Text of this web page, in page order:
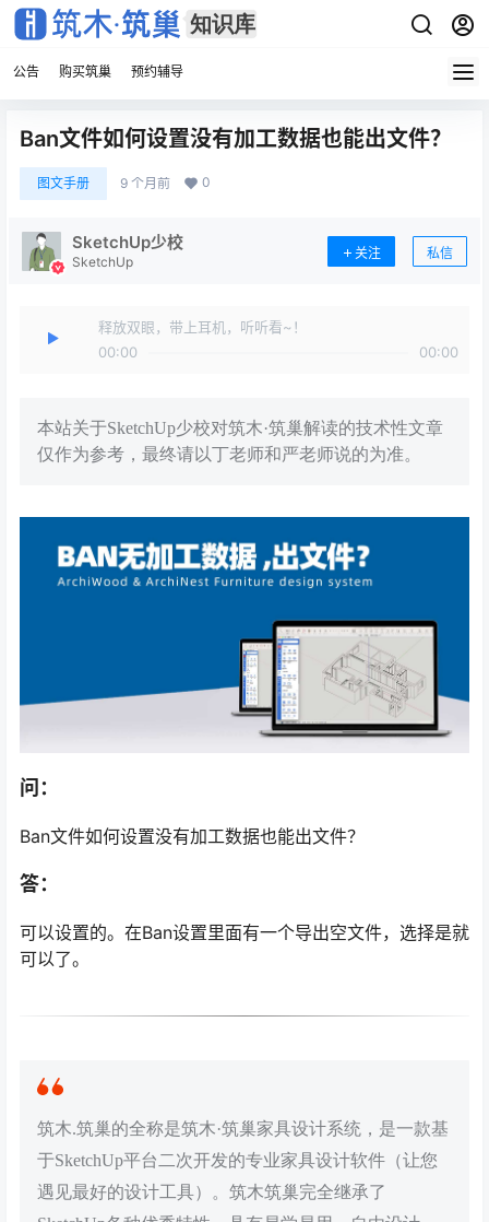
公告 购买筑巢 预约辅导
Ban文件如何设置没有加工数据也能出文件？
图文手册 9 个月前 0
SketchUp少校
SketchUp
关注 私信
释放双眼，带上耳机，听听看~！
00:00
00:00
本站关于SketchUp少校对筑木·筑巢解读的技术性文章
仅作为参考，最终请以丁老师和严老师说的为准。
问：
Ban文件如何设置没有加工数据也能出文件？
答：
可以设置的。在Ban设置里面有一个导出空文件，选择是就
可以了。
筑木.筑巢的全称是筑木·筑巢家具设计系统，是一款基
于SketchUp平台二次开发的专业家具设计软件（让您
遇见最好的设计工具）。筑木筑巢完全继承了